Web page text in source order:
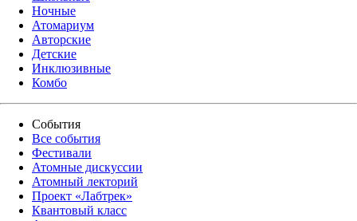
Ночные
Атомариум
Авторские
Детские
Инклюзивные
Комбо
События
Все события
Фестивали
Атомные дискуссии
Атомный лекторий
Проект «Лабтрек»
Квантовый класс